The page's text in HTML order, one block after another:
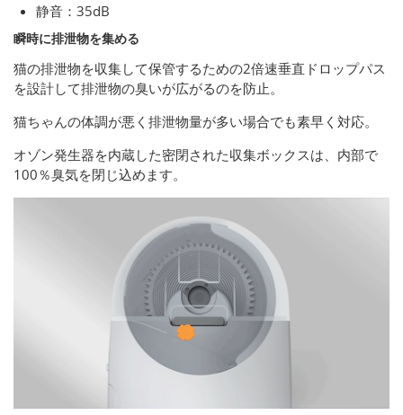
静音：35dB
瞬時に排泄物を集める
猫の排泄物を収集して保管するための2倍速垂直ドロップパス
を設計して排泄物の臭いが広がるのを防止。
猫ちゃんの体調が悪く排泄物量が多い場合でも素早く対応。
オゾン発生器を内蔵した密閉された収集ボックスは、内部で
100％臭気を閉じ込めます。